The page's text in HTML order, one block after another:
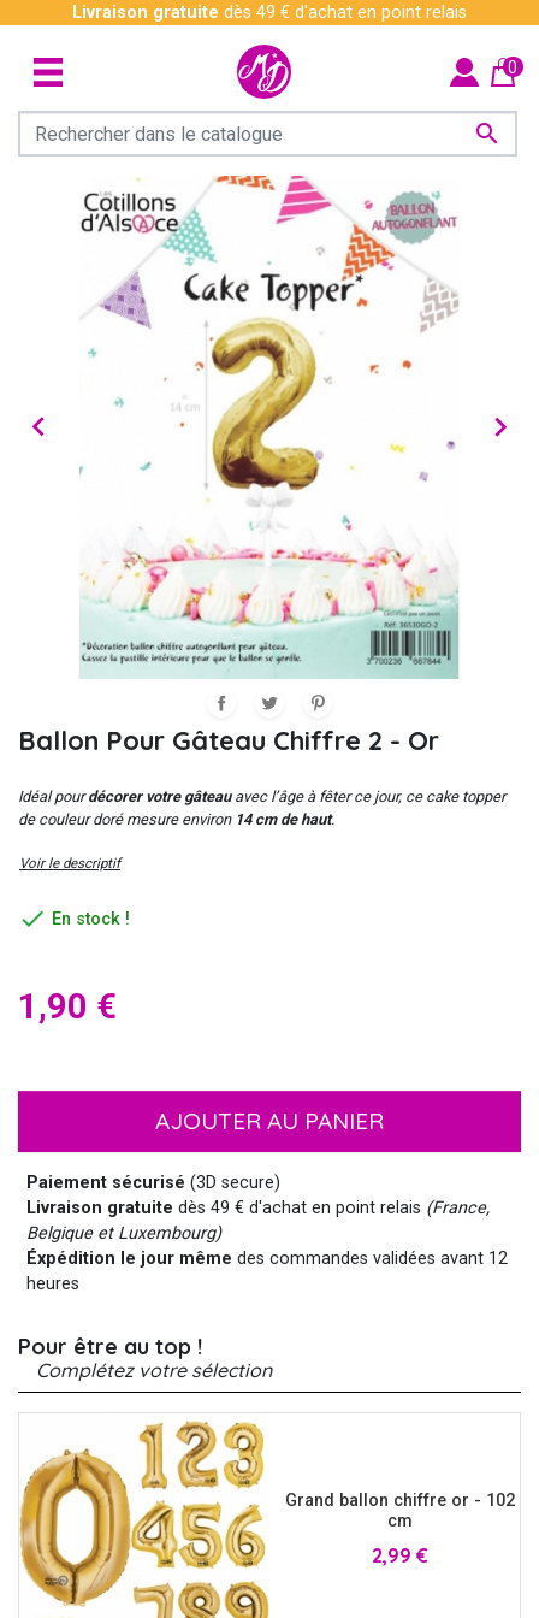
Livraison gratuite dès 49 € d'achat en point relais

0
 
Ballon Pour Gâteau Chiffre 2 - Or
Idéal pourdécorer votre gâteauavec l’âge à fêter ce jour, ce cake topper
de couleur doré mesure environ 14 cm de haut.
Voir le descriptif
 En stock !
1,90 €
AJOUTER AU PANIER
Paiement sécurisé (3D secure)
Livraison gratuite dès 49 € d'achat en point relais (France,
Belgique et Luxembourg)
Éxpédition le jour même des commandes validées avant 12
heures
Pour être au top !
Complétez votre sélection
Grand ballon chiffre or - 102
cm
Prix
2,99 €